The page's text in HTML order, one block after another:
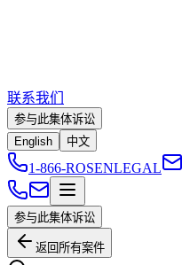
联系我们
参与此集体诉讼
English
中文
1-866-ROSENLEGAL
参与此集体诉讼
返回所有案件